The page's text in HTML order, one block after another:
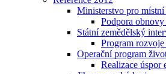
Ministerstvo pro
Podpora
Státní zemědělský
Program
Operační program
Realizace úspor